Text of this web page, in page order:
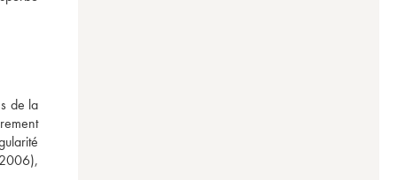
de la